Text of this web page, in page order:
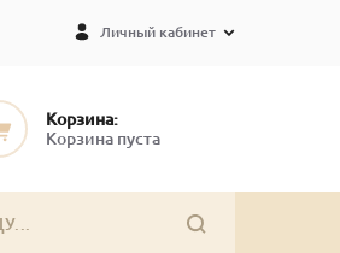
Личный кабинет
Корзина:
Корзина пуста